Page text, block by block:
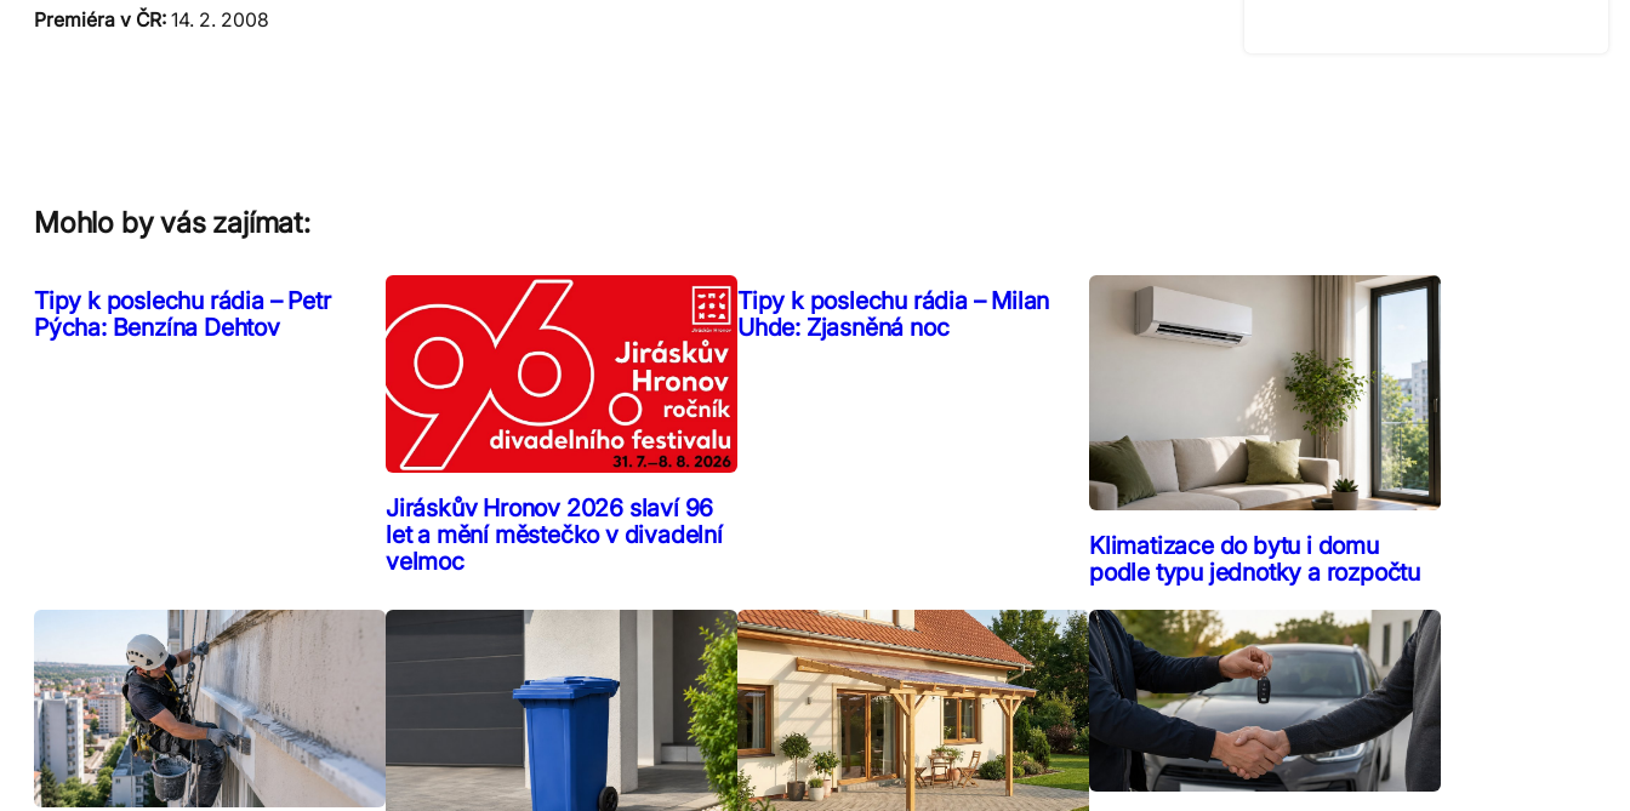
Premiéra v ČR: 14. 2. 2008
Mohlo by vás zajímat:
Tipy k poslechu rádia – Petr
Pýcha: Benzína Dehtov
Jiráskův Hronov 2026 slaví 96
let a mění městečko v divadelní
velmoc
Tipy k poslechu rádia – Milan
Uhde: Zjasněná noc
Klimatizace do bytu i domu
podle typu jednotky a rozpočtu